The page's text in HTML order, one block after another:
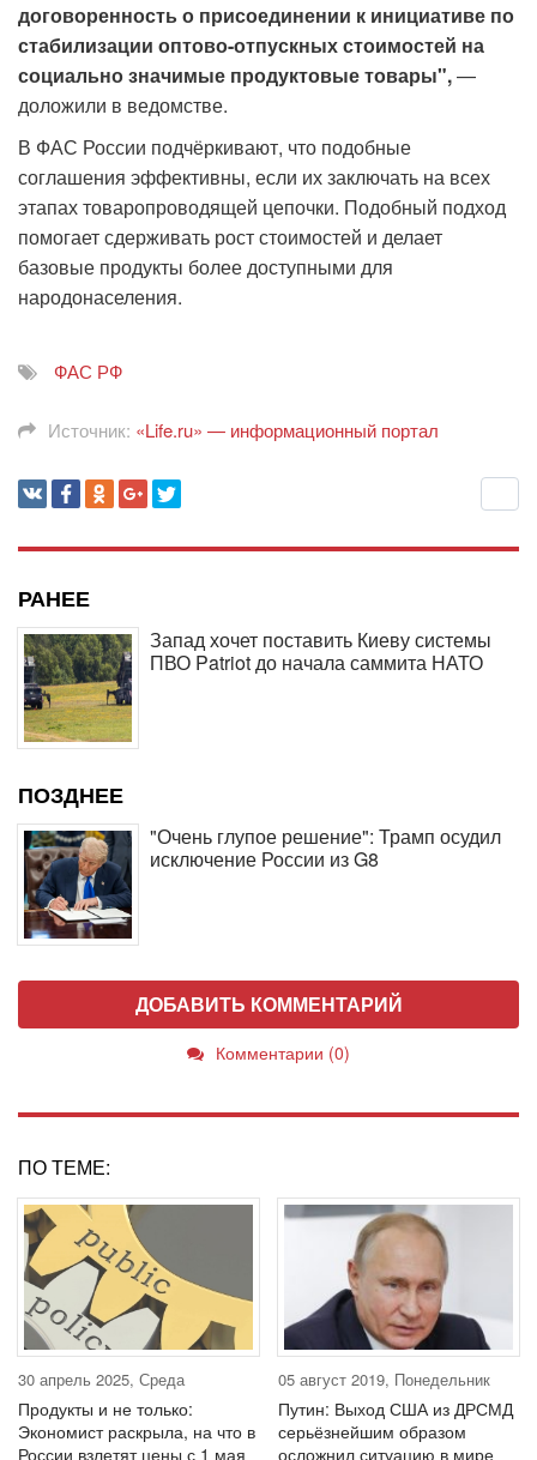
договоренность о присоединении к инициативе по
стабилизации оптово-отпускных стоимостей на
социально значимые продуктовые товары",—
доложили в ведомстве.
В ФАС России подчёркивают, что подобные
соглашения эффективны, если их заключать на всех
этапах товаропроводящей цепочки. Подобный подход
помогает сдерживать рост стоимостей и делает
базовые продукты более доступными для
народонаселения.
ФАС РФ
Источник: «Life.ru» — информационный портал
РАНЕЕ
Запад хочет поставить Киеву системы
ПВО Patriot до начала саммита НАТО
ПОЗДНЕЕ
"Очень глупое решение": Трамп осудил
исключение России из G8
ДОБАВИТЬ КОММЕНТАРИЙ
Комментарии (0)
ПО ТЕМЕ:
30 апрель 2025, Среда
Продукты и не только:
Экономист раскрыла, на что в
России взлетят цены с 1 мая
05 август 2019, Понедельник
Путин: Выход США из ДРСМД
серьёзнейшим образом
осложнил ситуацию в мире